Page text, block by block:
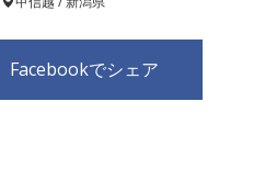
Facebookでシェア